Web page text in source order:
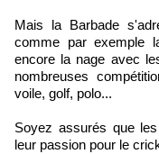
Mais la Barbade
comme par exemple
encore la nage avec
nombreuses
voile, golf, polo...
Soyez assurés que
leur passion pour le